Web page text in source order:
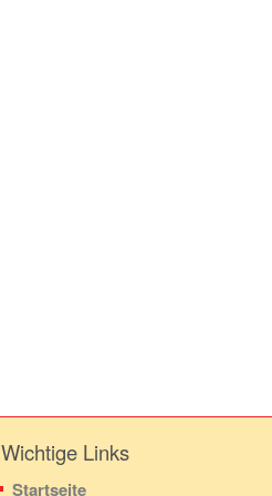
Wichtige Links
Startseite